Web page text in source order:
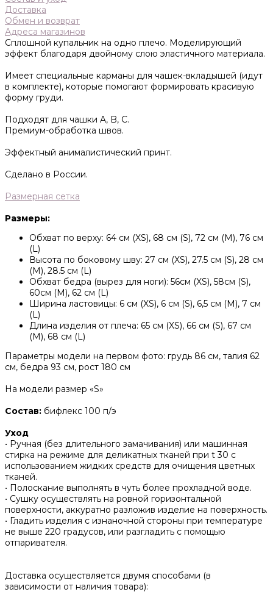
Доставка
Обмен и возврат
Адреса магазинов
Сплошной купальник на одно плечо. Моделирующий
эффект благодаря двойному слою эластичного материала.
Имеет специальные карманы для чашек-вкладышей (идут
в комплекте), которые помогают формировать красивую
форму груди.
Подходят для чашки A, B, C.
Премиум-обработка швов.
Эффектный анималистический принт.
Сделано в России.
Размерная сетка
Размеры:
Обхват по верху: 64 см (XS), 68 см (S), 72 см (M), 76 см
(L)
Высота по боковому шву: 27 см (XS), 27.5 см (S), 28 см
(M), 28.5 см (L)
Обхват бедра (вырез для ноги): 56см (XS), 58см (S),
60см (M), 62 см (L)
Ширина ластовицы: 6 см (XS), 6 см (S), 6,5 см (M), 7 см
(L)
Длина изделия от плеча: 65 см (XS), 66 см (S), 67 см
(M), 68 см (L)
Параметры модели на первом фото: грудь 86 см, талия 62
см, бедра 93 см, рост 180 см
На модели размер «S»
Состав: бифлекс 100 п/э
Уход
• Ручная (без длительного замачивания) или машинная
стирка на режиме для деликатных тканей при t 30 с
использованием жидких средств для очищения цветных
тканей.
• Полоскание выполнять в чуть более прохладной воде.
• Сушку осуществлять на ровной горизонтальной
поверхности, аккуратно разложив изделие на поверхность.
• Гладить изделия с изнаночной стороны при температуре
не выше 220 градусов, или разгладить с помощью
отпаривателя.
Доставка осуществляется двумя способами (в
зависимости от наличия товара):